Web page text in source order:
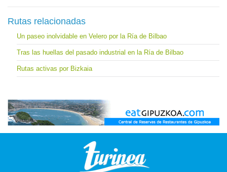
Rutas relacionadas
Un paseo inolvidable en Velero por la Ría de Bilbao
Tras las huellas del pasado industrial en la Ría de Bilbao
Rutas activas por Bizkaia